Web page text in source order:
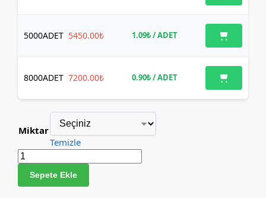
5000ADET 5450.00₺ 1.09₺/ ADET
8000ADET 7200.00₺ 0.90₺/ ADET
Miktar
Temizle
Sepete Ekle